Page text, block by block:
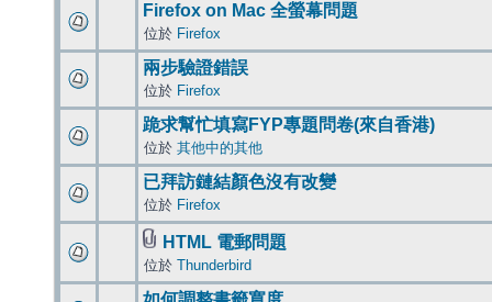
Firefox on Mac 全螢幕問題
位於 Firefox
兩步驗證錯誤
位於 Firefox
跪求幫忙填寫FYP專題問卷(來自香港)
位於 其他中的其他
已拜訪鏈結顏色沒有改變
位於 Firefox
HTML 電郵問題
位於 Thunderbird